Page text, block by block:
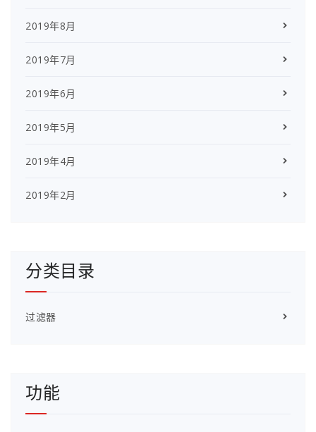
2019年8月
2019年7月
2019年6月
2019年5月
2019年4月
2019年2月
分类目录
过滤器
功能